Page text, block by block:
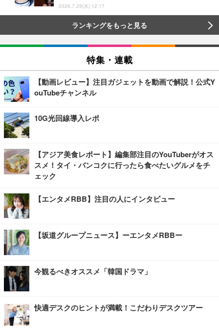
2026.7.29(水) 12:17
ランキングをもっと見る
特集・連載
【動画レビュー】注目ガジェットを動画で解説！公式Y
ouTubeチャンネル
10G光回線導入レポ
【アジア美食レポート】編集部注目のYouTuberがオス
スメ！タイ・バンコクに行ったら食べたいグルメをチ
ェック
【エンタメRBB】注目の人にインタビュー
【坂道グループニュース】ーエンタメRBBー
今観るべきオススメ「韓国ドラマ」
快適デスクのヒントが満載！こだわりデスクツアー